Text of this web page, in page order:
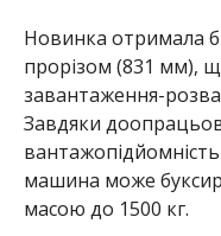
Новинка отримала
прорізом (831 мм),
завантаження-
Завдяки
машина може
масою до 1500 кг.